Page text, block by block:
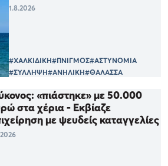
1.8.2026
#ΧΑΛΚΙΔΙΚΗ#ΠΝΙΓΜΟΣ#ΑΣΤΥΝΟΜΙΑ
#ΣΥΛΛΗΨΗ#ΑΝΗΛΙΚΗ#ΘΑΛΑΣΣΑ
«πιάστηκε» με 50.000
στα χέρια - Εκβίαζε
με ψευδείς καταγγελίες